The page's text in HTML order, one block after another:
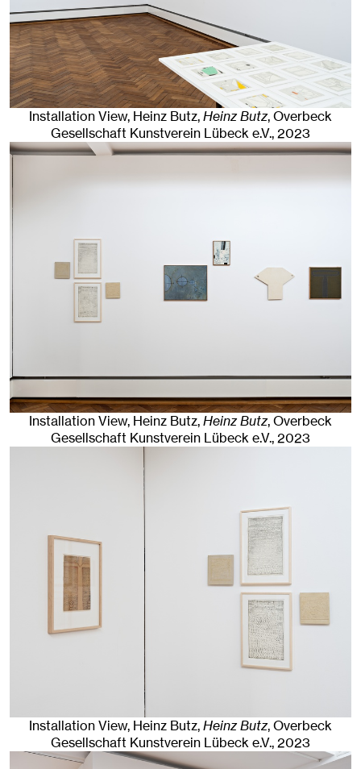
Installation View, Heinz Butz,Heinz Butz, Overbeck
Gesellschaft Kunstverein Lübeck e.V., 2023
Installation View, Heinz Butz,Heinz Butz, Overbeck
Gesellschaft Kunstverein Lübeck e.V., 2023
Installation View, Heinz Butz,Heinz Butz, Overbeck
Gesellschaft Kunstverein Lübeck e.V., 2023